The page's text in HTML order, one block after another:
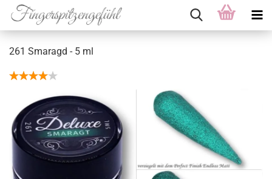
261 Smaragd - 5 ml